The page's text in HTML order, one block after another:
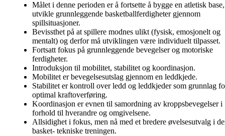
Målet i denne perioden er å fortsette å bygge en atletisk base,
utvikle grunnleggende basketballferdigheter gjennom
spillsituasjoner.
Bevissthet på at spillere modnes ulikt (fysisk, emosjonelt og
mentalt) og derfor må utviklingen være individuelt tilpasset.
Fortsatt fokus på grunnleggende bevegelser og motoriske
ferdigheter.
Introduksjon til mobilitet, stabilitet og koordinasjon.
Mobilitet er bevegelsesutslag gjennom en leddkjede.
Stabilitet er kontroll over ledd og leddkjeder som grunnlag
optimal kraftoverføring.
Koordinasjon er evnen til samordning av kroppsbevegelser i
forhold til hverandre og omgivelsene.
Allsidighet i fokus, men nå med et bredere øvelsesutvalg i
basket- tekniske treningen.